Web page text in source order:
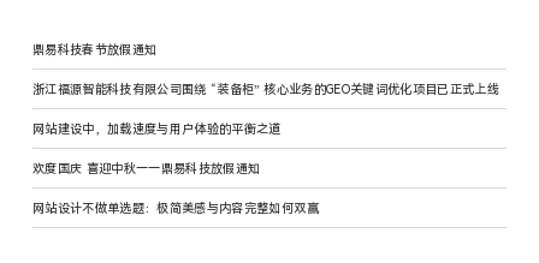
鼎易科技春节放假通知
浙江福源智能科技有限公司围绕 “装备柜” 核心业务的GEO关键词优化项目已正式上线
网站建设中，加载速度与用户体验的平衡之道
欢度国庆 喜迎中秋——鼎易科技放假通知
网站设计不做单选题：极简美感与内容完整如何双赢